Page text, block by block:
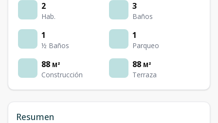
2
Hab.
3
Baños
1
½ Baños
1
Parqueo
88 M²
Construcción
88 M²
Terraza
Resumen